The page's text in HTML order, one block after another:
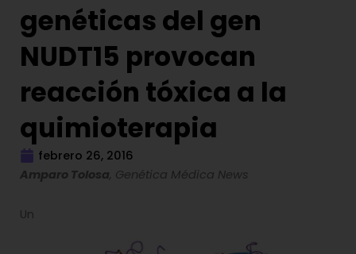
genéticas del gen
NUDT15 provocan
reacción tóxica a la
quimioterapia
febrero 26, 2016
Amparo Tolosa, Genética Médica News
Un